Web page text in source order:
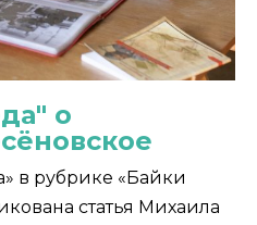
о
в рубрике «Байки
статья Михаила